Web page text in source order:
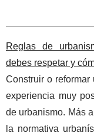
Reglas de
debes respetar y
Construir o
experiencia muy
de urbanismo. Más
la normativa